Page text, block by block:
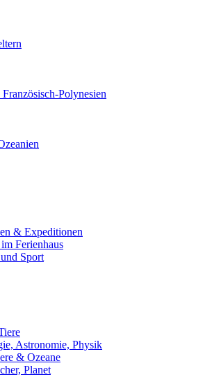
Polynesien
& Expeditionen
Ferienhaus
Sport
Astronomie, Physik
& Ozeane
Planet